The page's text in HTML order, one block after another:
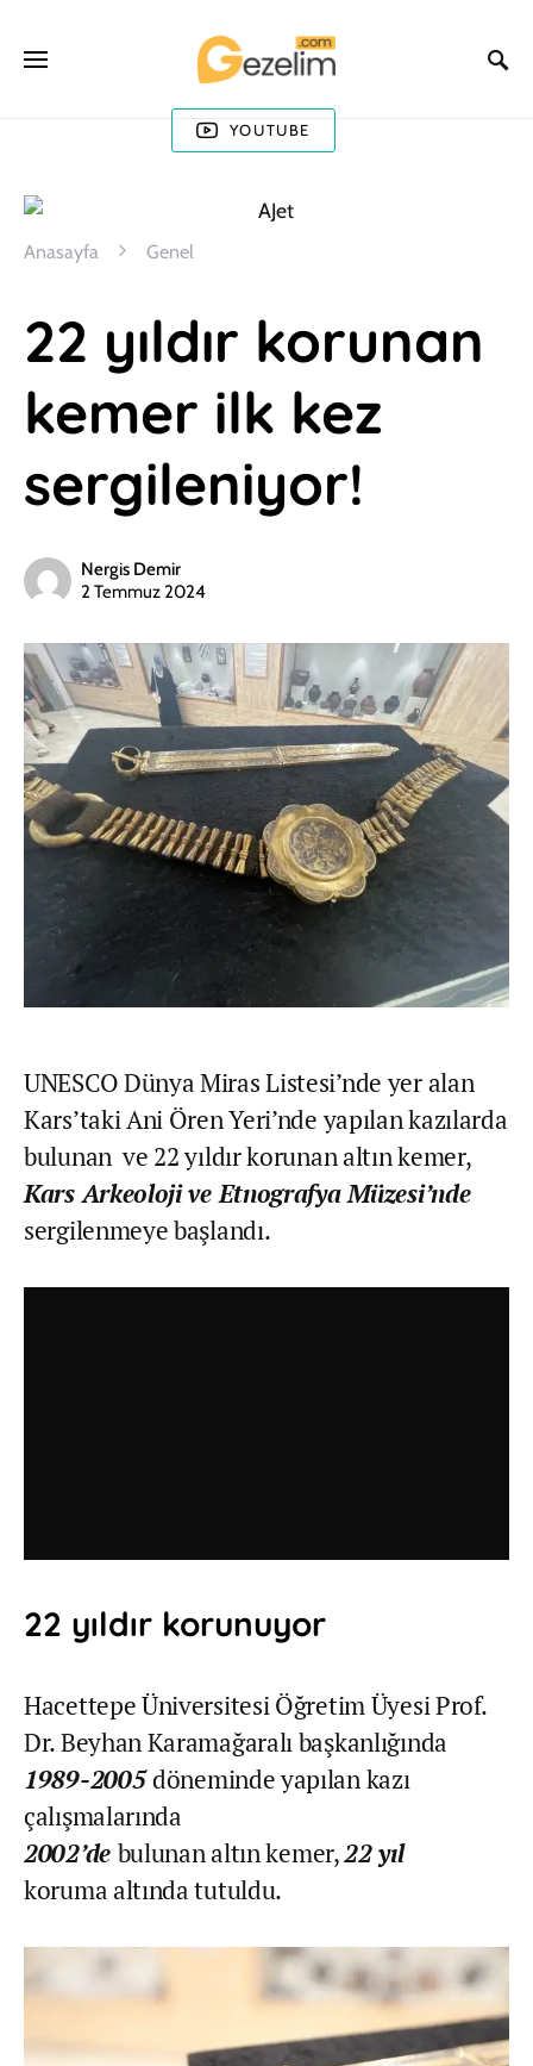
YOUTUBE
Anasayfa Genel
22 yıldır korunan
kemer ilk kez
sergileniyor!
Nergis Demir
2 Temmuz 2024
UNESCO Dünya Miras Listesi’nde yer alan
Kars’taki Ani Ören Yeri’nde yapılan kazılarda
bulunan ve 22 yıldır korunan altın kemer,
Kars Arkeoloji ve Etnografya Müzesi’nde
sergilenmeye başlandı.
22 yıldır korunuyor
Hacettepe Üniversitesi Öğretim Üyesi Prof.
Dr. Beyhan Karamağaralı başkanlığında
1989-2005döneminde yapılan kazı
çalışmalarında
2002’de bulunan altın kemer,22 yıl
koruma altında tutuldu.